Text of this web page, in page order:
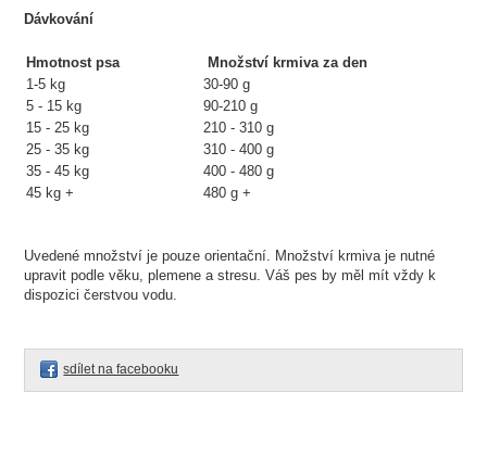
Dávkování
Hmotnost psa
Množství krmiva za den
1-5 kg
30-90 g
5 - 15 kg
90-210 g
15 - 25 kg
210 - 310 g
25 - 35 kg
310 - 400 g
35 - 45 kg
400 - 480 g
45 kg +
480 g +
Uvedené množství je pouze orientační. Množství krmiva je nutné
upravit podle věku, plemene a stresu. Váš pes by měl mít vždy k
dispozici čerstvou vodu.
sdílet na facebooku